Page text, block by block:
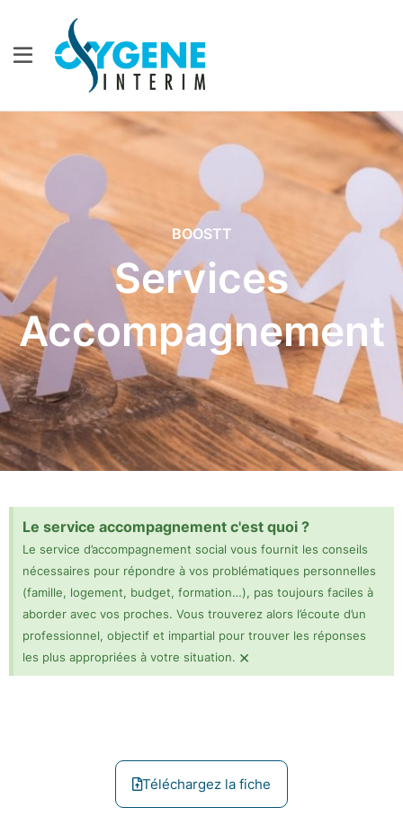
BOOSTT
Services
Accompagnement
Le service accompagnement c'est quoi ?
Le service d’accompagnement social vous fournit les conseils
nécessaires pour répondre à vos problématiques personnelles
(famille, logement, budget, formation…), pas toujours faciles à
aborder avec vos proches. Vous trouverez alors l’écoute d’un
professionnel, objectif et impartial pour trouver les réponses
les plus appropriées à votre situation. ×
Téléchargez la fiche